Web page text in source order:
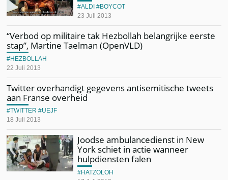
23 Juli 2013
ALDI BOYCOT
“Verbod op militaire tak Hezbollah belangrijke eerste
stap”, Martine Taelman (OpenVLD)
22 Juli 2013
HEZBOLLAH
Twitter overhandigt gegevens antisemitische tweets
aan Franse overheid
18 Juli 2013
TWITTER UEJF
Joodse ambulancedienst in New
York schiet in actie wanneer
hulpdiensten falen
HATZOLOH